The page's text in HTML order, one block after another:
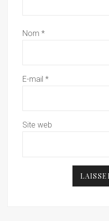
Nom *
E-mail *
Site web